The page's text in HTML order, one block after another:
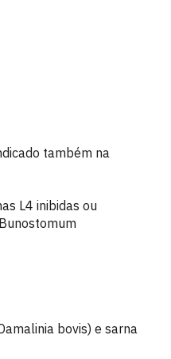
também na
L4 inibidas ou
bovis) e sarna